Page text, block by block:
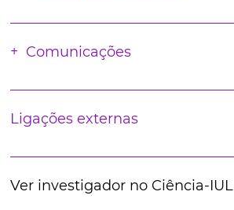
Comunicações
Ligações externas
Ver investigador no Ciência-IUL